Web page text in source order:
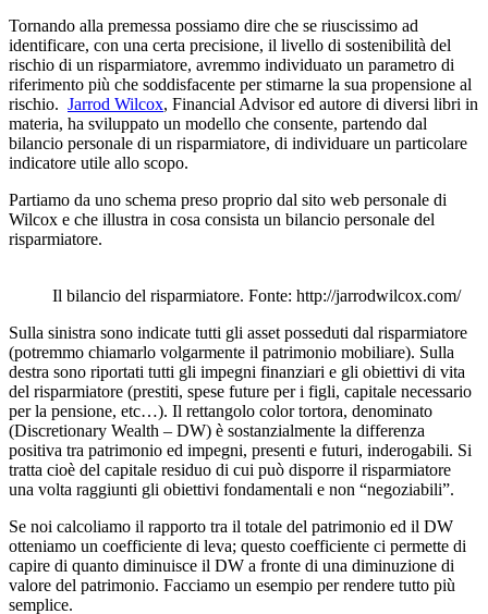
Tornando alla premessa possiamo dire che se riuscissimo ad
identificare, con una certa precisione, il livello di sostenibilità del
rischio di un risparmiatore, avremmo individuato un parametro di
riferimento più che soddisfacente per stimarne la sua propensione al
rischio. Jarrod Wilcox, Financial Advisor ed autore di diversi libri in
materia, ha sviluppato un modello che consente, partendo dal
bilancio personale di un risparmiatore, di individuare un particolare
indicatore utile allo scopo.
Partiamo da uno schema preso proprio dal sito web personale di
Wilcox e che illustra in cosa consista un bilancio personale del
risparmiatore.
Il bilancio del risparmiatore. Fonte: http://jarrodwilcox.com/
Sulla sinistra sono indicate tutti gli asset posseduti dal risparmiatore
(potremmo chiamarlo volgarmente il patrimonio mobiliare). Sulla
destra sono riportati tutti gli impegni finanziari e gli obiettivi di vita
del risparmiatore (prestiti, spese future per i figli, capitale necessario
per la pensione, etc…). Il rettangolo color tortora, denominato
(Discretionary Wealth – DW) è sostanzialmente la differenza
positiva tra patrimonio ed impegni, presenti e futuri, inderogabili. Si
tratta cioè del capitale residuo di cui può disporre il risparmiatore
una volta raggiunti gli obiettivi fondamentali e non “negoziabili”.
Se noi calcoliamo il rapporto tra il totale del patrimonio ed il DW
otteniamo un coefficiente di leva; questo coefficiente ci permette di
capire di quanto diminuisce il DW a fronte di una diminuzione di
valore del patrimonio. Facciamo un esempio per rendere tutto più
semplice.